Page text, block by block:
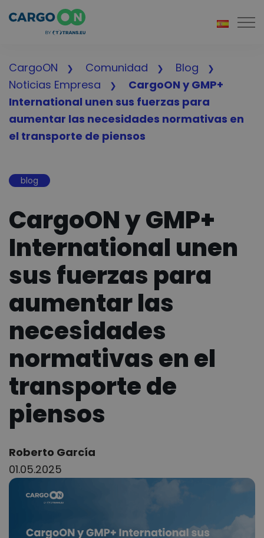
CargoON Comunidad
Blog
Noticias Empresa
CargoON y GMP+
International unen sus fuerzas para
aumentar las necesidades normativas en
el transporte de piensos
blog
CargoON y GMP+
International unen
sus fuerzas para
aumentar las
necesidades
normativas en el
transporte de
piensos
Author:
Roberto García
01.05.2025